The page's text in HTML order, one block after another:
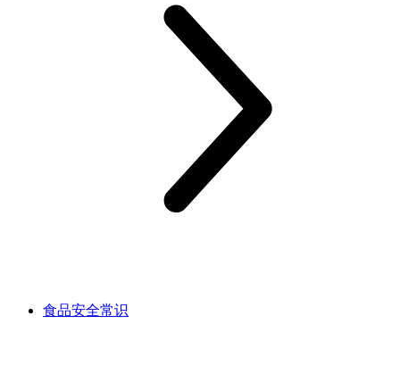
食品安全常识